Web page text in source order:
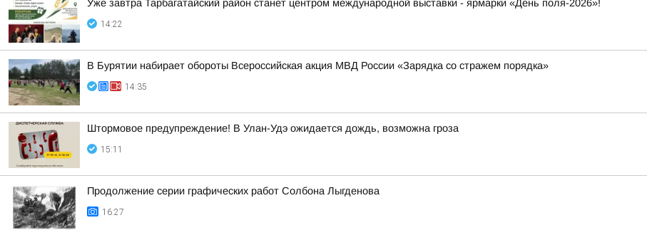
Уже завтра Тарбагатайский район станет центром международной выставки - ярмарки «День поля-2026»!
14:22
В Бурятии набирает обороты Всероссийская акция МВД России «Зарядка со стражем порядка»
14:35
Штормовое предупреждение! В Улан-Удэ ожидается дождь, возможна гроза
15:11
Продолжение серии графических работ Солбона Лыгденова
16:27